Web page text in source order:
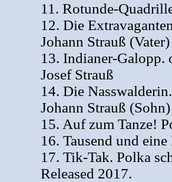
11. Rotunde-
12. Die
Johann Strauß (Vater)
13. Indianer-Galopp.
Josef Strauß
14. Die
Johann Strauß (Sohn)
15. Auf zum Tanze!
16. Tausend und
17. Tik-Tak. Polka
Released 2017.